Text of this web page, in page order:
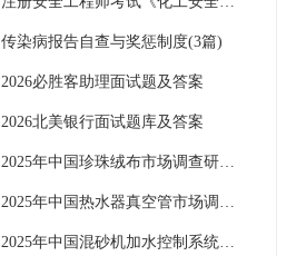
传染病报告自查与奖惩制度(3篇)
2026必胜客助理面试题及答案
2026北美银行面试题库及答案
2025年中国珍珠绒布市场调查研究报告
2025年中国热水器真空管市场调查研究报告
2025年中国混砂机加水控制系统市场调查研究报告